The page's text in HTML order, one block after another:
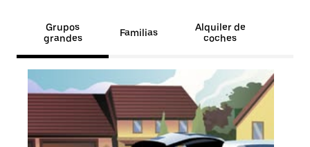
Grupos
grandes
Familias
Alquiler de
coches